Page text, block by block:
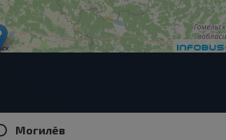
Могилёв